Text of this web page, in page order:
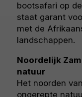
bootsafari op de
staat garant
met de
landschappen.
Noordelijk
natuur
Het noorden
ongerepte